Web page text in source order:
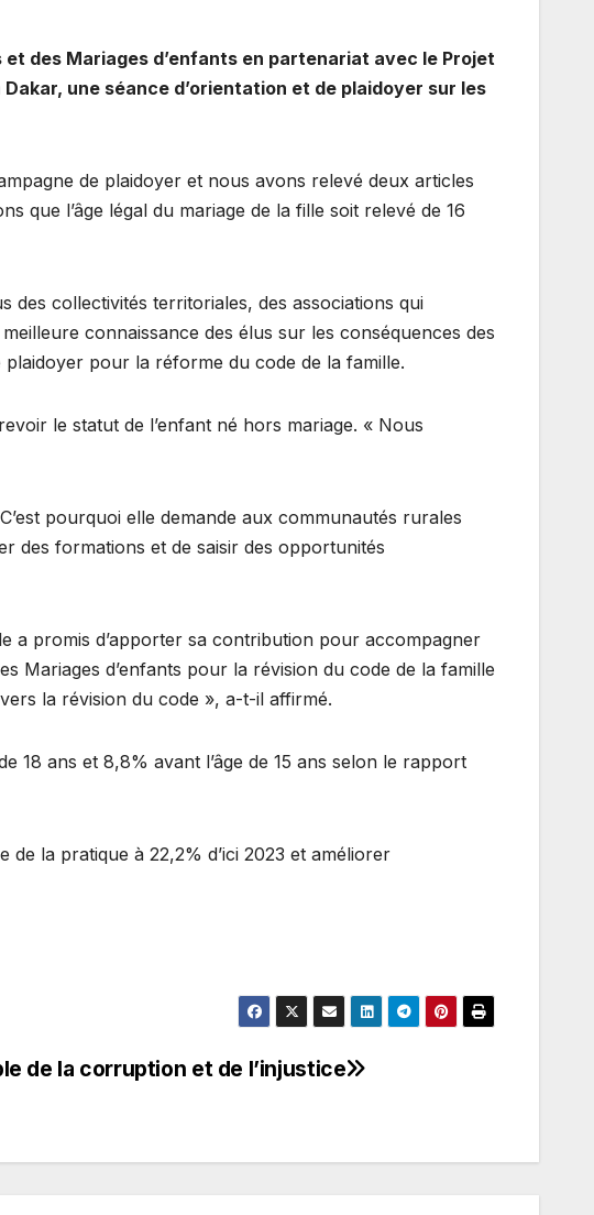
des Mariages d’enfants en partenariat avec le Projet
une séance d’orientation et de plaidoyer sur les
de plaidoyer et nous avons relevé deux articles
que l’âge légal du mariage de la fille soit relevé de 16
des collectivités territoriales, des associations qui
connaissance des élus sur les conséquences des
pour la réforme du code de la famille.
le statut de l’enfant né hors mariage. « Nous
pourquoi elle demande aux communautés rurales
des formations et de saisir des opportunités
a promis d’apporter sa contribution pour accompagner
Mariages d’enfants pour la révision du code de la famille
la révision du code », a-t-il affirmé.
18 ans et 8,8% avant l’âge de 15 ans selon le rapport
la pratique à 22,2% d’ici 2023 et améliorer
de la corruption et de l’injustice